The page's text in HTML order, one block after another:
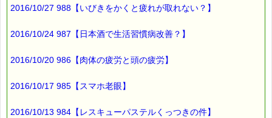
血管力の衰えには
http://www.pass-thyme.com/special/rescue_series.asp
2016/10/27 988【いびきをかくと疲れが取れない？】
2016/10/24 987【日本酒で生活習慣病改善？】
2016/10/20 986【肉体の疲労と頭の疲労】
2016/10/17 985【スマホ老眼】
2016/10/13 984【レスキューパステルくっつきの件】